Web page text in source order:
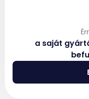
a saját